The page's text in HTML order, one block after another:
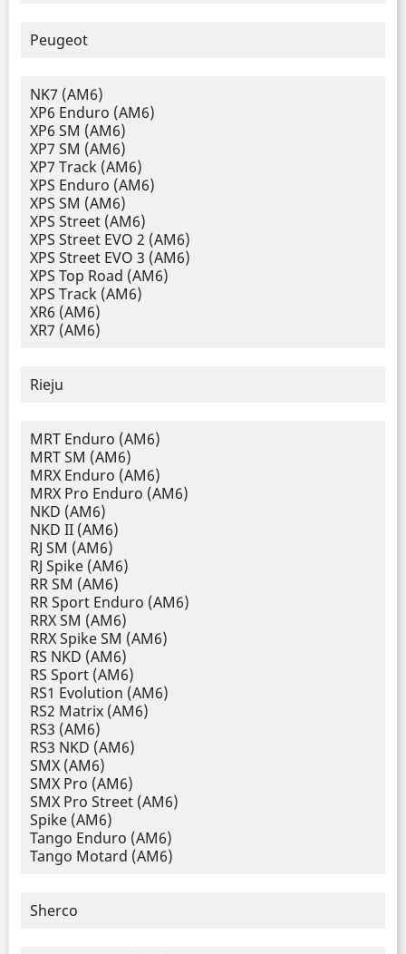
Peugeot
NK7 (AM6)
XP6 Enduro (AM6)
XP6 SM (AM6)
XP7 SM (AM6)
XP7 Track (AM6)
XPS Enduro (AM6)
XPS SM (AM6)
XPS Street (AM6)
XPS Street EVO 2 (AM6)
XPS Street EVO 3 (AM6)
XPS Top Road (AM6)
XPS Track (AM6)
XR6 (AM6)
XR7 (AM6)
Rieju
MRT Enduro (AM6)
MRT SM (AM6)
MRX Enduro (AM6)
MRX Pro Enduro (AM6)
NKD (AM6)
NKD II (AM6)
RJ SM (AM6)
RJ Spike (AM6)
RR SM (AM6)
RR Sport Enduro (AM6)
RRX SM (AM6)
RRX Spike SM (AM6)
RS NKD (AM6)
RS Sport (AM6)
RS1 Evolution (AM6)
RS2 Matrix (AM6)
RS3 (AM6)
RS3 NKD (AM6)
SMX (AM6)
SMX Pro (AM6)
SMX Pro Street (AM6)
Spike (AM6)
Tango Enduro (AM6)
Tango Motard (AM6)
Sherco